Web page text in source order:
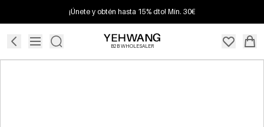
¡Únete y obtén hasta 15% dto! Mín. 30€
B2B WHOLESALER